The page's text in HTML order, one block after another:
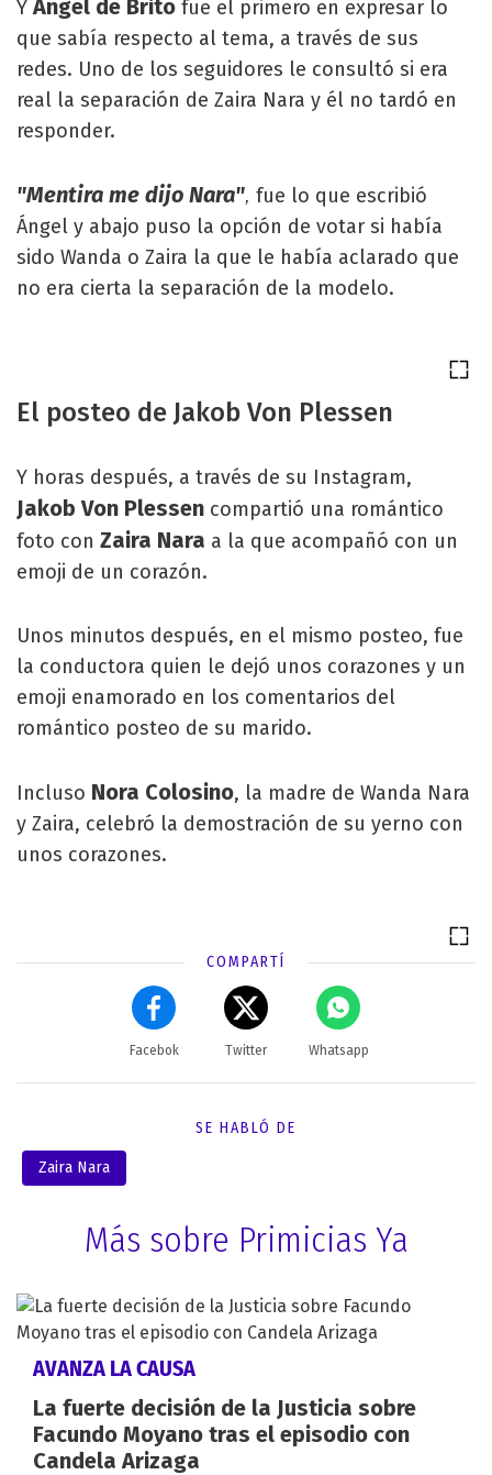
Y Ángel de Brito fue el primero en expresar lo
que sabía respecto al tema, a través de sus
redes. Uno de los seguidores le consultó si era
real la separación de Zaira Nara y él no tardó en
responder.
"Mentira me dijo Nara", fue lo que escribió
Ángel y abajo puso la opción de votar si había
sido Wanda o Zaira la que le había aclarado que
no era cierta la separación de la modelo.
El posteo de Jakob Von Plessen
Y horas después, a través de su Instagram,
Jakob Von Plessen compartió una romántico
foto con Zaira Nara a la que acompañó con un
emoji de un corazón.
Unos minutos después, en el mismo posteo, fue
la conductora quien le dejó unos corazones y un
emoji enamorado en los comentarios del
romántico posteo de su marido.
Incluso Nora Colosino, la madre de Wanda Nara
y Zaira, celebró la demostración de su yerno con
unos corazones.
COMPARTÍ
Facebok Twitter Whatsapp
SE HABLÓ DE
Zaira Nara
Más sobre Primicias Ya
AVANZA LA CAUSA
La fuerte decisión de la Justicia sobre
Facundo Moyano tras el episodio con
Candela Arizaga